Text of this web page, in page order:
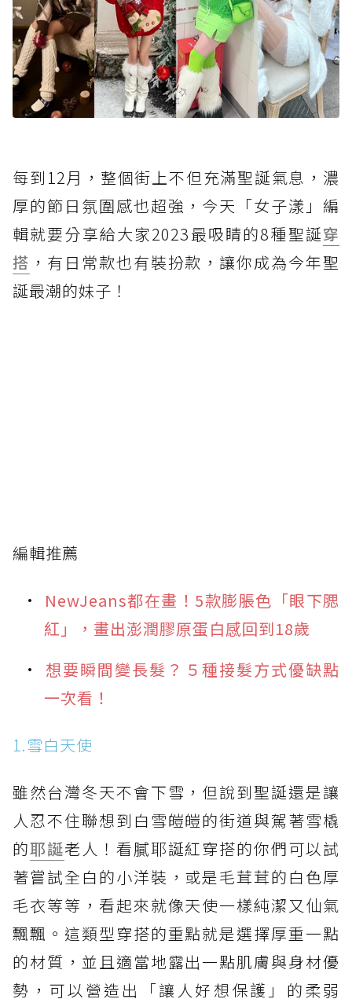
每到12月，整個街上不但充滿聖誕氣息，濃
厚的節日氛圍感也超強，今天「女子漾」編
輯就要分享給大家2023最吸睛的8種聖誕穿
搭 ，有日常款也有裝扮款，讓你成為今年聖
誕最潮的妹子！
編輯推薦
NewJeans都在畫！5款膨脹色「眼下腮
紅」，畫出澎潤膠原蛋白感回到18歲
想要瞬間變長髮？５種接髮方式優缺點
一次看！
1.雪白天使
雖然台灣冬天不會下雪，但說到聖誕還是讓
人忍不住聯想到白雪皚皚的街道與駕著雪橇
的耶誕老人！看膩耶誕紅穿搭的你們可以試
著嘗試全白的小洋裝，或是毛茸茸的白色厚
毛衣等等，看起來就像天使一樣純潔又仙氣
飄飄。這類型穿搭的重點就是選擇厚重一點
的材質，並且適當地露出一點肌膚與身材優
勢，可以營造出「讓人好想保護」的柔弱